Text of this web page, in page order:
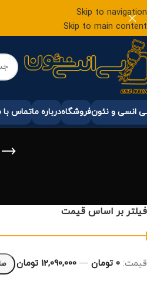
Skip to navigation
Skip to main content
انسی و نئونفروشگاهدرباره ماتماس با
فیلتر بر اساس قیمت
قيمت: 0 تومان — 12,090,000 تومان